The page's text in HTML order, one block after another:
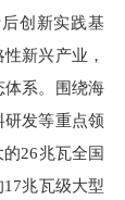
创新实践基
新兴产业，
体系。围绕海
发等重点领
26兆瓦全国
兆瓦级大型